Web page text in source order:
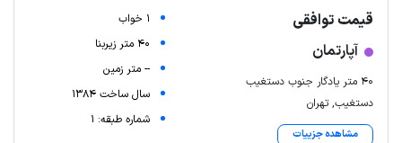
قیمت توافقی
آپارتمان
۴۰ متر یادگار جنوب دستغیب
دستغیب, تهران
مشاهده جزییات
1 خواب
40 متر زیربنا
-- متر زمین
سال ساخت 1384
شماره طبقه: 1